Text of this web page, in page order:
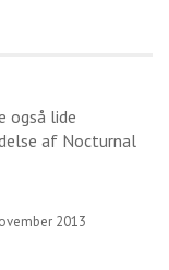
også lide
af Nocturnal
2013